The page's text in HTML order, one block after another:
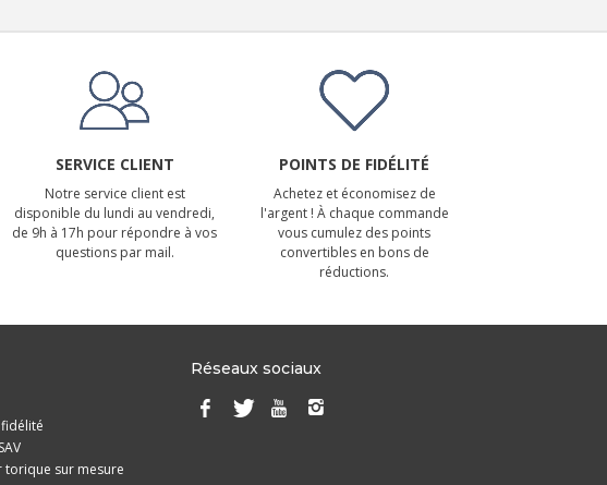
SERVICE CLIENT
Notre service client est
disponible du lundi au vendredi,
de 9h à 17h pour répondre à vos
questions par mail.
POINTS DE FIDÉLITÉ
Achetez et économisez de
l'argent ! À chaque commande
vous cumulez des points
convertibles en bons de
réductions.
sur mesure
Réseaux sociaux